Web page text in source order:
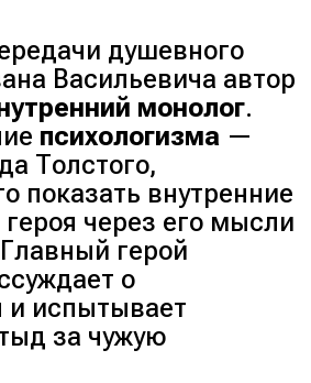
душевного
Васильевича автор
монолог.
психологизма —
Толстого,
показать внутренние
через его мысли
герой
о
испытывает
за чужую